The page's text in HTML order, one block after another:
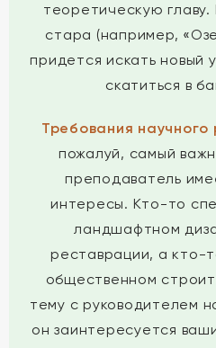
теоретическую
стара (например,
придется искать новый
скатиться в
Требования научного
пожалуй, самый
преподаватель
интересы. Кто-то
ландшафтном
реставрации, а кто-
общественном
тему с руководителем
он заинтересуется